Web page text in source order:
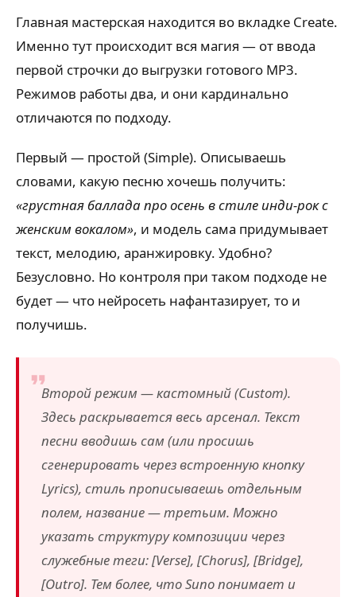
Главная мастерская находится во вкладке Create.
Именно тут происходит вся магия — от ввода
первой строчки до выгрузки готового MP3.
Режимов работы два, и они кардинально
отличаются по подходу.
Первый — простой (Simple). Описываешь
словами, какую песню хочешь получить:
«грустная баллада про осень в стиле инди-рок с
женским вокалом», и модель сама придумывает
текст, мелодию, аранжировку. Удобно?
Безусловно. Но контроля при таком подходе не
будет — что нейросеть нафантазирует, то и
получишь.
Второй режим — кастомный (Custom).
Здесь раскрывается весь арсенал. Текст
песни вводишь сам (или просишь
сгенерировать через встроенную кнопку
Lyrics), стиль прописываешь отдельным
полем, название — третьим. Можно
указать структуру композиции через
служебные теги: [Verse], [Chorus], [Bridge],
[Outro]. Тем более, что Suno понимает и